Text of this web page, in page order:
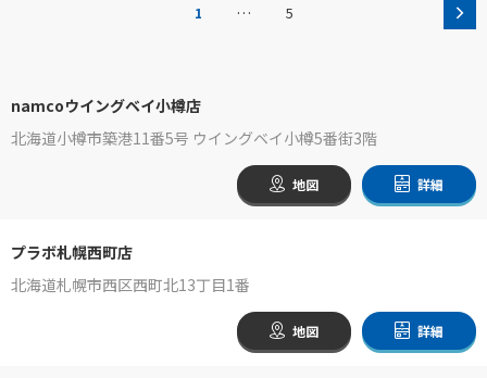
1 … 5
namcoウイングベイ小樽店
北海道小樽市築港11番5号 ウイングベイ小樽5番街3階
地図 詳細
プラボ札幌西町店
北海道札幌市西区西町北13丁目1番
地図 詳細